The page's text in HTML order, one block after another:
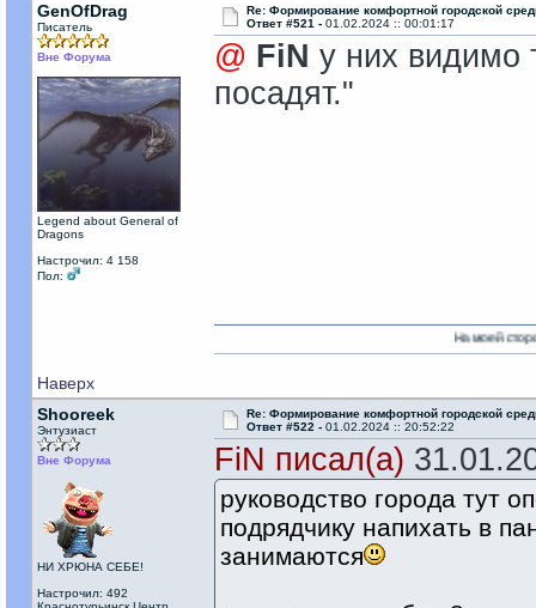
GenOfDrag
Писатель
Вне Форума
Legend about General of
Dragons
Настрочил: 4 158
Пол:
Re: Формирование комфортной городской
Ответ #521 - 01.02.2024 :: 00:01:17
@ FiN у них видимо
посадят."
Наверх
На моей стороне есть
Shooreek
Энтузиаст
Вне Форума
НИ ХРЮНА СЕБЕ!
Настрочил: 492
Re: Формирование комфортной городской
Ответ #522 - 01.02.2024 :: 20:52:22
FiN писал(а)
руководство города тут
подрядчику напихать в
занимаются